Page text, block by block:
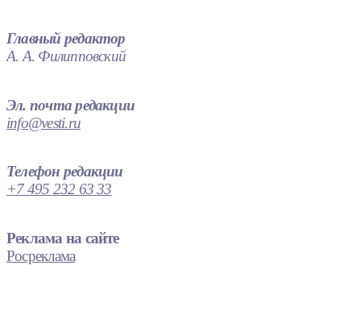
Главный редактор
А. А. Филипповский
Эл. почта редакции
info@vesti.ru
Телефон редакции
+7 495 232 63 33
Реклама на сайте
Росреклама